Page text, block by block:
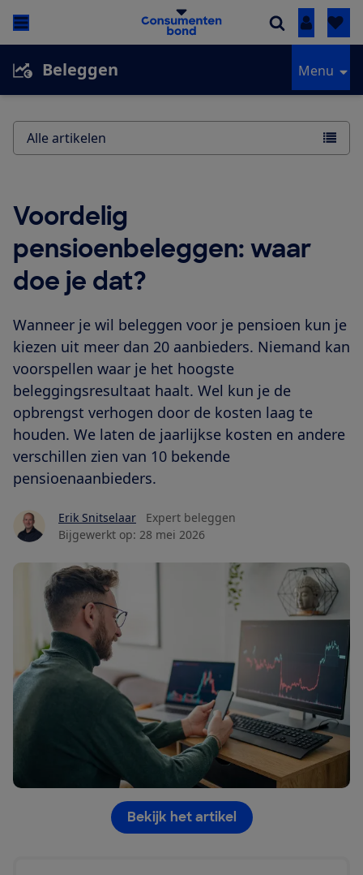
Inloggen
Beleggen Menu
Voordelig
pensioenbeleggen: waar
doe je dat?
Wanneer je wil beleggen voor je pensioen kun je
kiezen uit meer dan 20 aanbieders. Niemand kan
voorspellen waar je het hoogste
beleggingsresultaat haalt. Wel kun je de
opbrengst verhogen door de kosten laag te
houden. We laten de jaarlijkse kosten en andere
verschillen zien van 10 bekende
pensioenaanbieders.
Erik Snitselaar
Expert beleggen
Bijgewerkt op: 28 mei 2026
Bekijk het artikel
Alle artikelen